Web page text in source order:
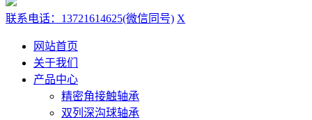
联系电话：13721614625(微信同号) X
网站首页
关于我们
产品中心
精密角接触轴承
双列深沟球轴承